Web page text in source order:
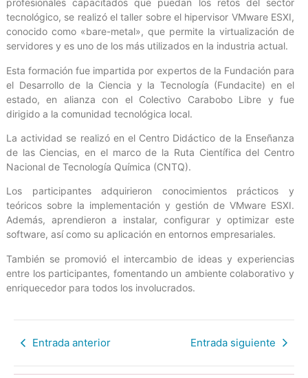
profesionales capacitados que puedan los retos del sector
tecnológico, se realizó el taller sobre el hipervisor VMware ESXI,
conocido como «bare-metal», que permite la virtualización de
servidores y es uno de los más utilizados en la industria actual.
Esta formación fue impartida por expertos de la Fundación para
el Desarrollo de la Ciencia y la Tecnología (Fundacite) en el
estado, en alianza con el Colectivo Carabobo Libre y fue
dirigido a la comunidad tecnológica local.
La actividad se realizó en el Centro Didáctico de la Enseñanza
de las Ciencias, en el marco de la Ruta Científica del Centro
Nacional de Tecnología Química (CNTQ).
Los participantes adquirieron conocimientos prácticos y
teóricos sobre la implementación y gestión de VMware ESXI.
Además, aprendieron a instalar, configurar y optimizar este
software, así como su aplicación en entornos empresariales.
También se promovió el intercambio de ideas y experiencias
entre los participantes, fomentando un ambiente colaborativo y
enriquecedor para todos los involucrados.
Entrada anterior Entrada siguiente